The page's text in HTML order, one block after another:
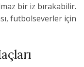
bir iz bırakabilir.
futbolseverler için